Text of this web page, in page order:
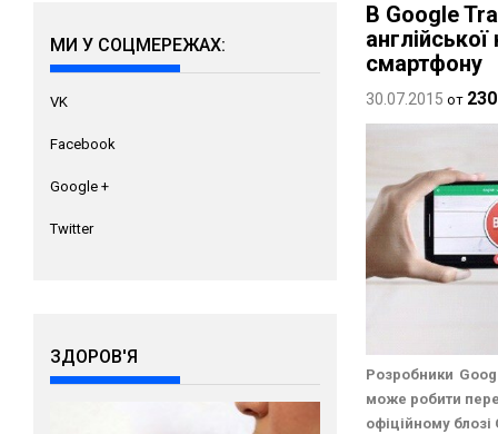
В Google
смартфону
30.07.2015 от
Розробники
може робити
офіційному блозі
МИ У СОЦМЕРЕЖАХ:
VK
Facebook
Google +
Twitter
ЗДОРОВ'Я